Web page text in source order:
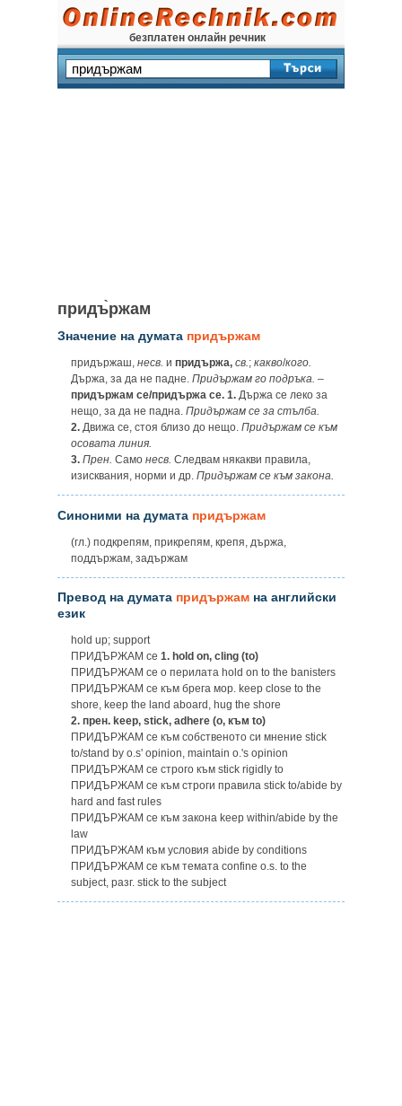
безплатен онлайн речник
придъ̀ржам
Значение на думата придържам
придържаш, несв. и придържа, св.; какво/кого.
Държа, за да не падне. Придържам го подръка. –
придържам се/придържа се. 1. Държа се леко за
нещо, за да не падна. Придържам се за стълба.
2. Движа се, стоя близо до нещо. Придържам се към
осовата линия.
3. Прен. Само несв. Следвам някакви правила,
изисквания, норми и др. Придържам се към закона.
Синоними на думата придържам
(гл.) подкрепям, прикрепям, крепя, държа,
поддържам, задържам
Превод на думата придържам на английски
език
hold up; support
ПРИДЪРЖАМ ce 1. hold on, cling (to)
ПРИДЪРЖАМ се о перилата hold on to the banisters
ПРИДЪРЖАМ се към брега мор. keep close to the
shore, keep the land aboard, hug the shore
2. прен. keep, stick, adhere (о, към to)
ПРИДЪРЖАМ се към собственото си мнение stick
to/stand by o.s' opinion, maintain o.'s opinion
ПРИДЪРЖАМ се строго към stick rigidly to
ПРИДЪРЖАМ се към строги правила stick to/abide by
hard and fast rules
ПРИДЪРЖАМ се към закона keep within/abide by the
law
ПРИДЪРЖАМ към условия abide by conditions
ПРИДЪРЖАМ се към темата confine o.s. to the
subject, разг. stick to the subject